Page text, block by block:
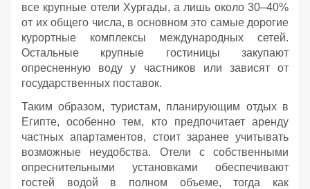
все крупные отели Хургады, а лишь около 30–40%
от их общего числа, в основном это самые дорогие
курортные комплексы международных сетей.
Остальные крупные гостиницы закупают
опресненную воду у частников или зависят от
государственных поставок.
Таким образом, туристам, планирующим отдых в
Египте, особенно тем, кто предпочитает аренду
частных апартаментов, стоит заранее учитывать
возможные неудобства. Отели с собственными
опреснительными установками обеспечивают
гостей водой в полном объеме, тогда как